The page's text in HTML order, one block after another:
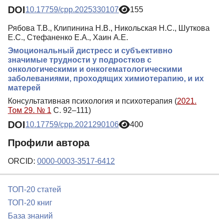
DOI10.17759/cpp.2025330107 155
Рябова Т.В., Клипинина Н.В., Никольская Н.С., Шуткова
Е.С., Стефаненко Е.А., Хаин А.Е.
Эмоциональный дистресс и субъективно
значимые трудности у подростков с
онкологическими и онкогематологическими
заболеваниями, проходящих химиотерапию, и их
матерей
Консультативная психология и психотерапия (2021.
Том 29. № 1 С. 92–111)
DOI10.17759/cpp.2021290106 400
Профили автора
ORCID: 0000-0003-3517-6412
ТОП-20 статей
ТОП-20 книг
База знаний